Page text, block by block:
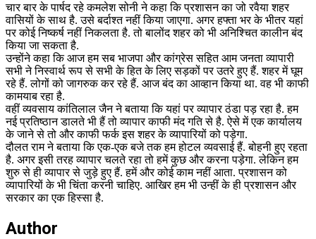
चार बार के पार्षद रहे कमलेश सोनी ने कहा कि प्रशासन का जो रवैया शहर
वासियों के साथ है. उसे बर्दाश्त नहीं किया जाएगा. अगर हफ्ता भर के भीतर यहां
पर कोई निष्कर्ष नहीं निकलता है. तो बालोंद शहर को भी अनिश्चित कालीन बंद
किया जा सकता है.
उन्होंने कहा कि आज हम सब भाजपा और कांग्रेस सहित आम जनता व्यापारी
सभी ने निस्वार्थ रूप से सभी के हित के लिए सड़कों पर उतरे हुए हैं. शहर में घूम
रहे हैं. लोगों को जागरुक कर रहे हैं. आज बंद का आव्हान किया था. वह भी काफी
कामयाब रहा है.
वहीं व्यवसाय कांतिलाल जैन ने बताया कि यहां पर व्यापार ठंडा पड़ रहा है. हम
नई प्रतिष्ठान डालते भी हैं तो व्यापार काफी मंद गति से है. ऐसे में एक कार्यालय
के जाने से तो और काफी फर्क इस शहर के व्यापारियों को पड़ेगा.
दौलत राम ने बताया कि एक-एक बजे तक हम होटल व्यवसाई हैं. बोहनी हुए रहता
है. अगर इसी तरह व्यापार चलते रहा तो हमें कुछ और करना पड़ेगा. लेकिन हम
शुरु से ही व्यापार से जुड़े हुए हैं. हमें और कोई काम नहीं आता. प्रशासन को
व्यापारियों के भी चिंता करनी चाहिए. आखिर हम भी उन्हीं के ही प्रशासन और
सरकार का एक हिस्सा है.
Author